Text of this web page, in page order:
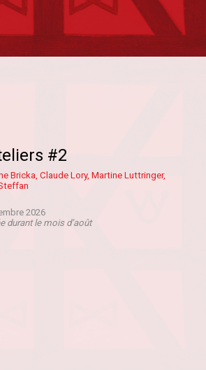
#2
Bricka, Claude Lory, Martine Luttringer,
2026
durant le mois d’août